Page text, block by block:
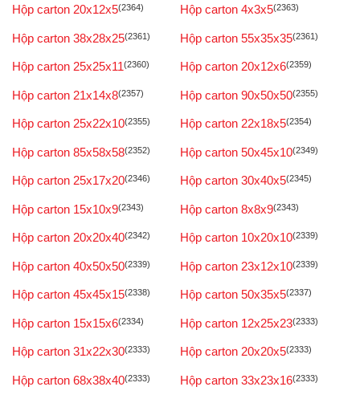
Hộp carton 20x12x5(2364) Hộp carton 4x3x5(2363)
Hộp carton 38x28x25(2361) Hộp carton 55x35x35(2361)
Hộp carton 25x25x11(2360) Hộp carton 20x12x6(2359)
Hộp carton 21x14x8(2357) Hộp carton 90x50x50(2355)
Hộp carton 25x22x10(2355) Hộp carton 22x18x5(2354)
Hộp carton 85x58x58(2352) Hộp carton 50x45x10(2349)
Hộp carton 25x17x20(2346) Hộp carton 30x40x5(2345)
Hộp carton 15x10x9(2343) Hộp carton 8x8x9(2343)
Hộp carton 20x20x40(2342) Hộp carton 10x20x10(2339)
Hộp carton 40x50x50(2339) Hộp carton 23x12x10(2339)
Hộp carton 45x45x15(2338) Hộp carton 50x35x5(2337)
Hộp carton 15x15x6(2334) Hộp carton 12x25x23(2333)
Hộp carton 31x22x30(2333) Hộp carton 20x20x5(2333)
Hộp carton 68x38x40(2333) Hộp carton 33x23x16(2333)